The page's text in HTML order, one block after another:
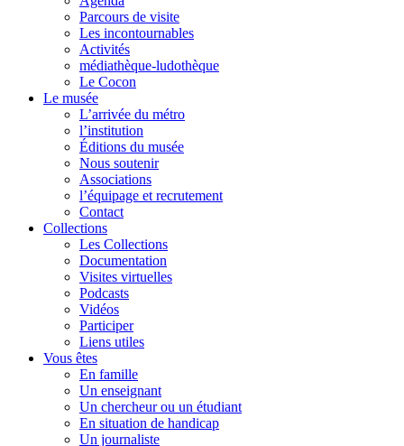
Parcours de visite
Les incontournables
Activités
médiathèque-ludothèque
Le Cocon
Le musée
L’arrivée du métro
l’institution
Éditions du musée
Nous soutenir
Associations
l’équipage et recrutement
Contact
Collections
Les Collections
Documentation
Visites virtuelles
Podcasts
Vidéos
Participer
Liens utiles
Vous êtes
En famille
Un enseignant
Un chercheur ou un étudiant
En situation de handicap
Un journaliste